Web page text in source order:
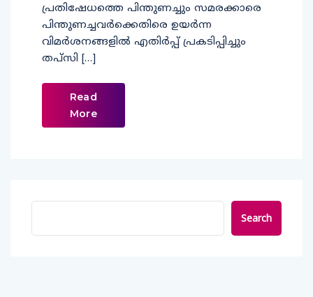
പ്രതിഷേധത്തെ പിന്തുണച്ചും സമരക്കാരെ
പിന്തുണച്ചവര്‍ക്കെതിരെ ഉയര്‍ന്ന
വിമര്‍ശനങ്ങളില്‍ എതിര്‍പ്പ് പ്രകടിപ്പിച്ചും
തപ്‌സി […]
Read
More
Search